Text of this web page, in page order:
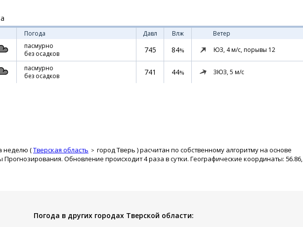
Погода Давл Влж
Ветер
пасмурно
без осадков
745 84% ЮЗ, 4м/с, порывы 12
пасмурно
без осадков
741 44% ЗЮЗ, 5 м/с
неделю (Тверская область город Тверь ) расчитан по собственному алгоритму на основе
Обновление происходит 4 раза в сутки. Географические координаты: 56.86,
Погода в других городах Тверской области: